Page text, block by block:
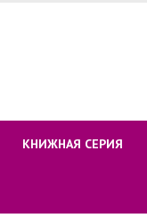
КНИЖНАЯ СЕРИЯ